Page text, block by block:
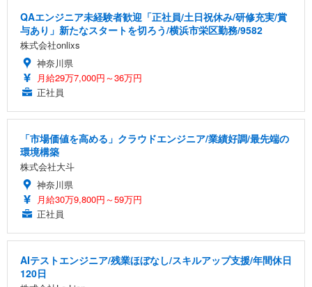
QAエンジニア未経験者歓迎「正社員/土日祝休み/研修充実/賞
与あり」新たなスタートを切ろう/横浜市栄区勤務/9582
株式会社onlixs
神奈川県
月給29万7,000円～36万円
正社員
「市場価値を高める」クラウドエンジニア/業績好調/最先端の
環境構築
株式会社大斗
神奈川県
月給30万9,800円～59万円
正社員
AIテストエンジニア/残業ほぼなし/スキルアップ支援/年間休日
120日